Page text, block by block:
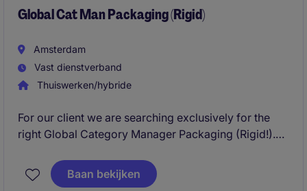
implementation.
Global Cat Man Packaging (Rigid)
Amsterdam
Vast dienstverband
Thuiswerken/hybride
For our client we are searching exclusively for the
right Global Category Manager Packaging (Rigid!).
with teams growing and product portfolios widening.
This has created a new opportunity within their
Baan bekijken